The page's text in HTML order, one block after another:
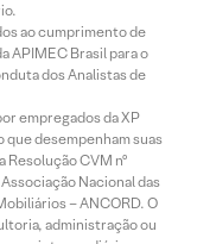
ao cumprimento de
APIMEC Brasil para o
dos Analistas de
empregados da XP
desempenham suas
Resolução CVM nº
Nacional das
– ANCORD. O
administração ou